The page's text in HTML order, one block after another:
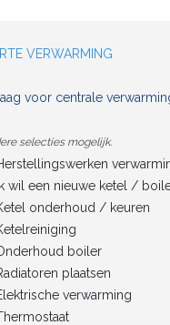
VERWARMING
voor centrale
selecties mogelijk.
Ik wil een nieuwe ketel /
onderhoud / keuren
boiler
plaatsen
verwarming